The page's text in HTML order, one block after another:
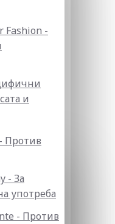
Fashion -
и
Против
- За
употреба
- Против